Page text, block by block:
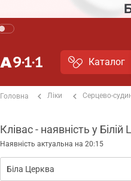
Каталог
Головна Ліки Серцево-
Клівас - наявність у Білій
Наявність актуальна на 20:15